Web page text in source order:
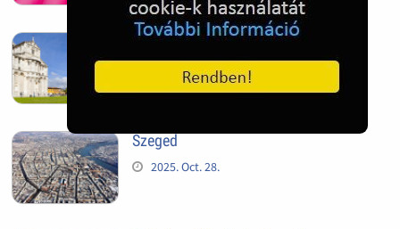
Pisai ferde torony
2025. Oct. 28.
Szeged
2025. Oct. 28.